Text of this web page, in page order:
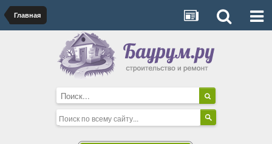
Главная